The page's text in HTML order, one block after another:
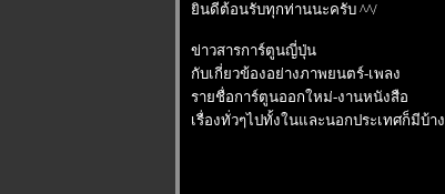
ินดีต้อนรับทุกท่านนะครับ ^^/
ข่าวสารการ์ตูนญี่ปุ่น
กับเกี่ยวข้องอย่างภาพยนตร์-เพลง
รายชื่อการ์ตูนออกใหม่-งานหนังสือ
เรื่องทั่วๆไปทั้งในและนอกประเทศก็มีบ้าง